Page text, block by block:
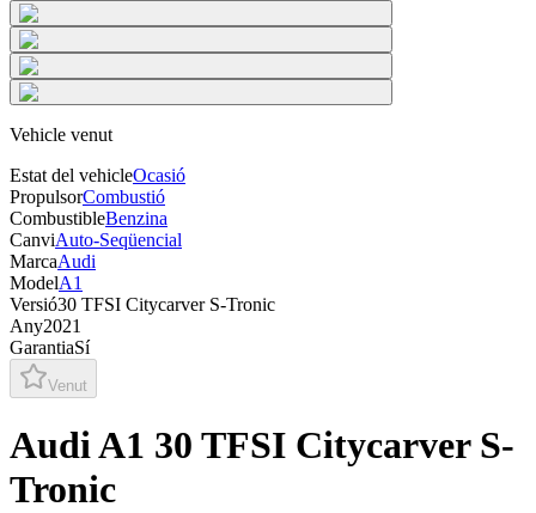
Vehicle venut
Estat del vehicleOcasió
PropulsorCombustió
CombustibleBenzina
CanviAuto-Seqüencial
MarcaAudi
ModelA1
Versió30 TFSI Citycarver S-Tronic
Any2021
GarantiaSí
Venut
Audi A1 30 TFSI Citycarver S-
Tronic